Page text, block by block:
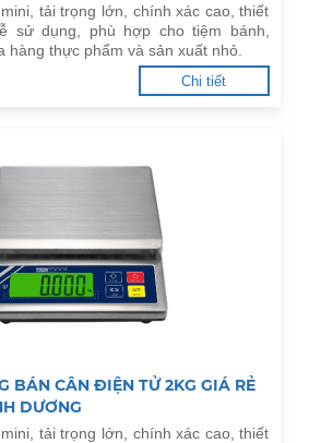
tải trọng lớn, chính xác cao, thiết
sử dụng, phù hợp cho tiệm bánh,
hàng thực phẩm và sản xuất nhỏ.
Chi tiết
BÁN CÂN ĐIỆN TỬ 2KG GIÁ RẺ
DƯƠNG
tải trọng lớn, chính xác cao, thiết